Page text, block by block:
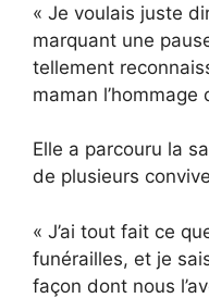
« Je voulais juste
marquant une
tellement
maman l’hommage
Elle a parcouru la
de plusieurs
« J’ai tout fait ce
funérailles, et je
façon dont nous